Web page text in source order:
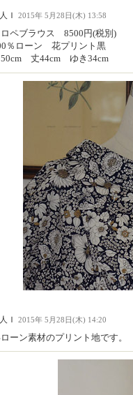
Ｉ 2015年 5月28日(木) 13:58
ペブラウス 8500円(税別)
％ローン 花プリント黒
50cm 丈44cm ゆき34cm
Ｉ 2015年 5月28日(木) 14:20
ーン素材のプリント地です。